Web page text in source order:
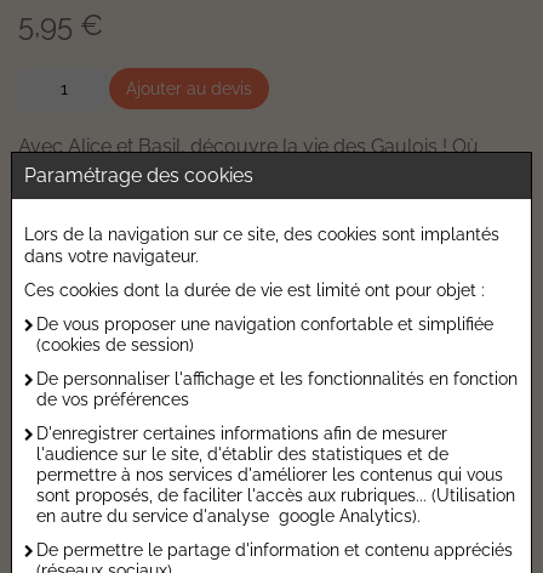
5,95 €
Ajouter au devis
Avec Alice et Basil, découvre la vie des Gaulois ! Où
habitaient-ils ? Que mangeaient-ils ? Quel était le rôle du
druide ?... Les Gaulois n'auront bientôt plus de secrets
Caractéristiques de l'ouvrage
Catégorie :
Lecture Jeunesse
Date de parution :
Auteur :
Magdalena
Editeur :
Collection :
Je suis en...
Série :
Je suis en CP - Tome 0
Autres Informations
Paramétrage des cookies
Lors de la navigation sur ce site, des cookies sont implantés
dans votre navigateur.
Ces cookies dont la durée de vie est limité ont pour objet :
De vous proposer une navigation confortable et simplifiée
(cookies de session)
De personnaliser l'affichage et les fonctionnalités en fonction
de vos préférences
D'enregistrer certaines informations afin de mesurer
l'audience sur le site, d'établir des statistiques et de
permettre à nos services d'améliorer les contenus qui vous
sont proposés, de faciliter l'accès aux rubriques... (Utilisation
en autre du service d'analyse google Analytics).
De permettre le partage d'information et contenu appréciés